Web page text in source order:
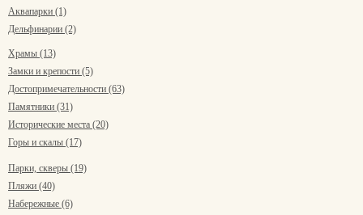
Аквапарки (1)
Дельфинарии (2)
Храмы (13)
Замки и крепости (5)
Достопримечательности (63)
Памятники (31)
Исторические места (20)
Горы и скалы (17)
Парки, скверы (19)
Пляжи (40)
Набережные (6)